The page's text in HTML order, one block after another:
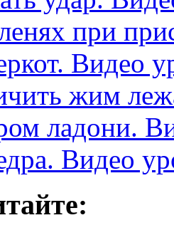
при
Видео
жим
ладони.
Видео